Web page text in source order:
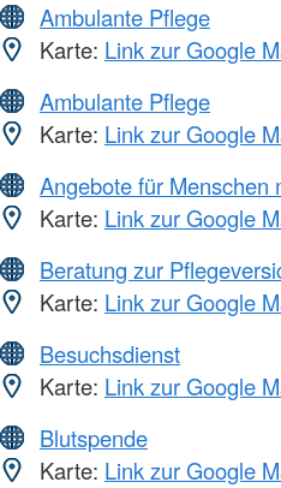
Ambulante Pflege
Karte: Link zur Google
Ambulante Pflege
Karte: Link zur Google
Angebote für Menschen
Karte: Link zur Google
Beratung zur
Karte: Link zur Google
Besuchsdienst
Karte: Link zur Google
Blutspende
Karte: Link zur Google